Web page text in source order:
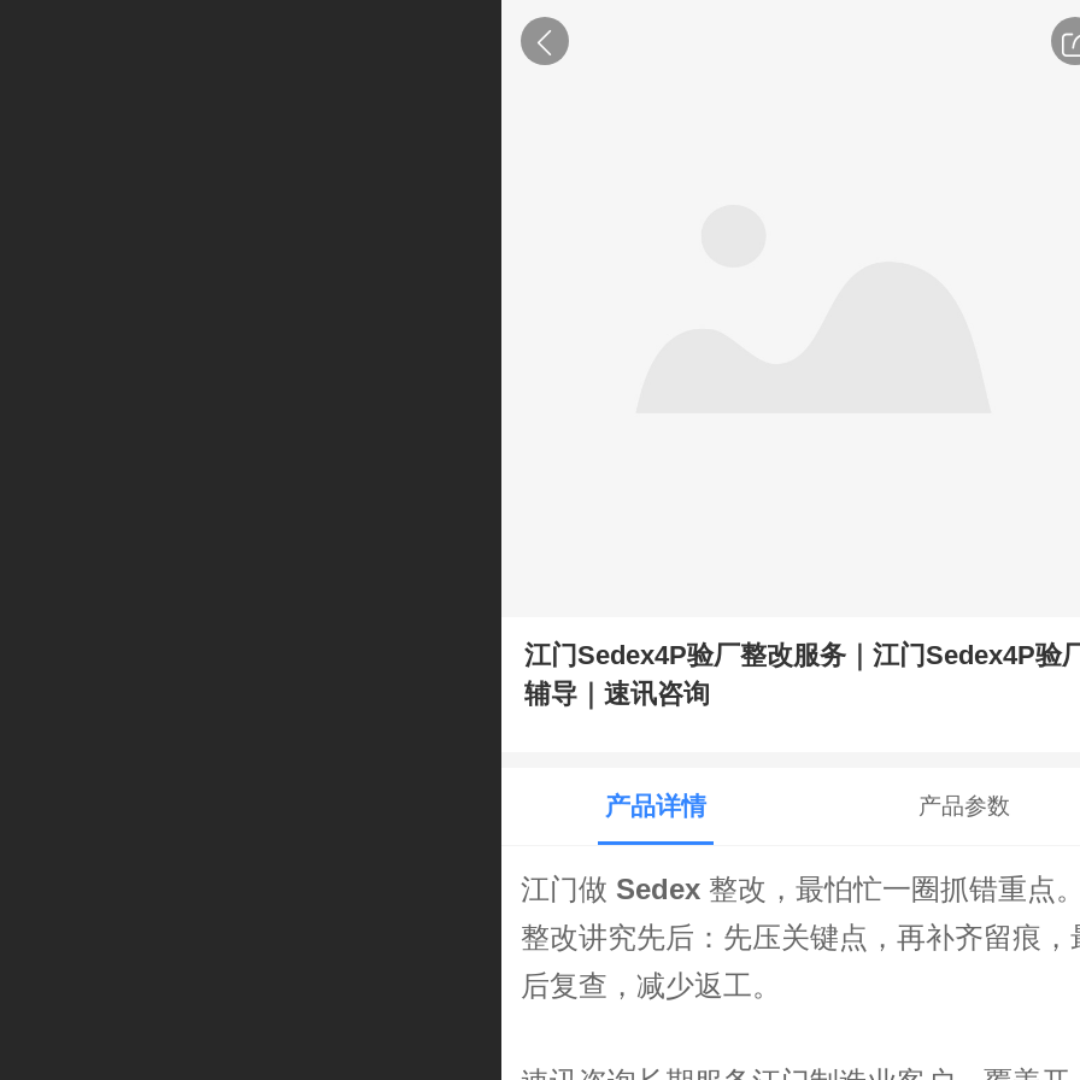
江门Sedex4P验厂整改服务｜江门Sedex4P验
辅导｜速讯咨询
产品详情 产品参数
江门做 Sedex 整改，最怕忙一圈抓错重点。
整改讲究先后：先压关键点，再补齐留痕，
后复查，减少返工。